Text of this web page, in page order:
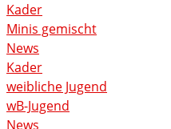
Kader
Minis gemischt
News
Kader
weibliche Jugend
wB-Jugend
News